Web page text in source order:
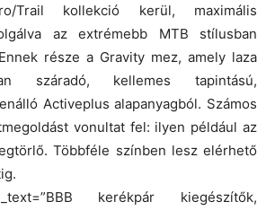
Trail kollekció kerül, maximális
az extrémebb MTB stílusban
része a Gravity mez, amely laza
száradó, kellemes tapintású,
Activeplus alapanyagból. Számos
vonultat fel: ilyen például az
Többféle színben lesz elérhető
kerékpár kiegészítők,